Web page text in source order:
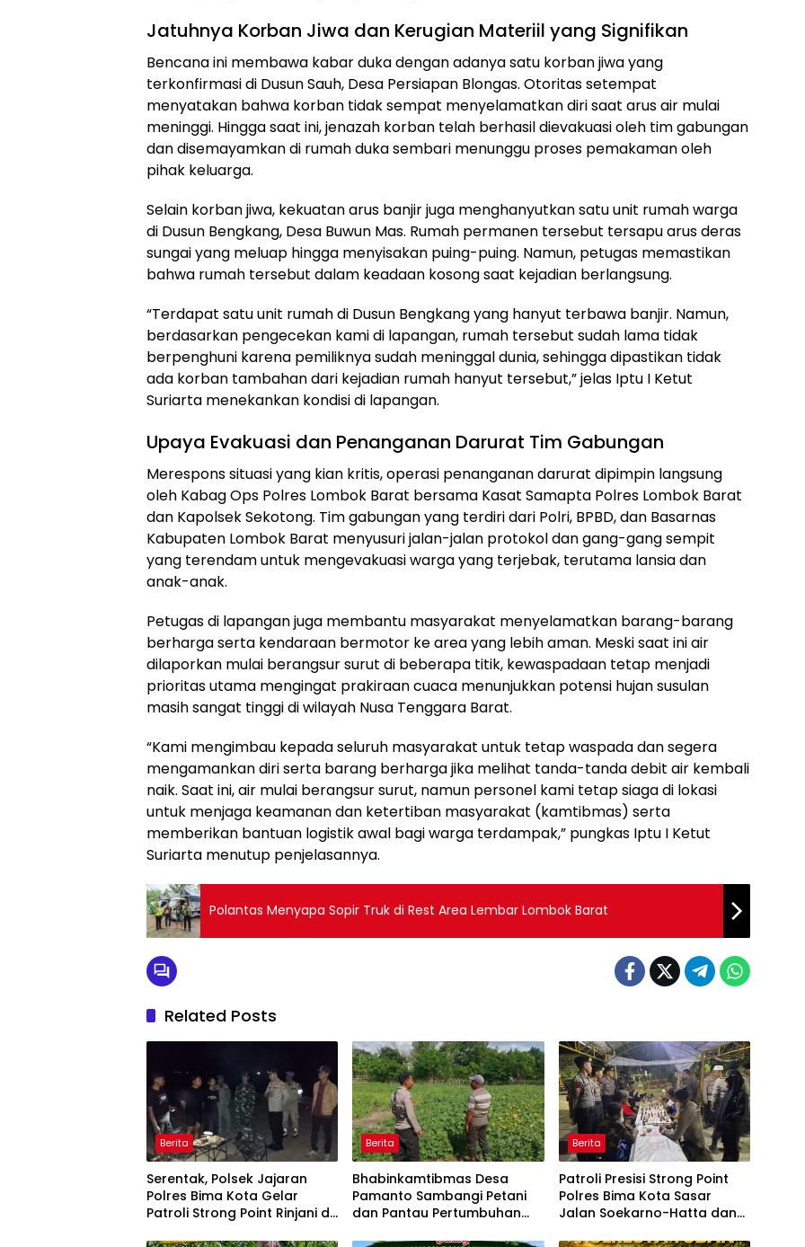
Jatuhnya Korban Jiwa dan Kerugian Materiil yang Signifikan
Bencana ini membawa kabar duka dengan adanya satu korban jiwa yang
terkonfirmasi di Dusun Sauh, Desa Persiapan Blongas. Otoritas setempat
menyatakan bahwa korban tidak sempat menyelamatkan diri saat arus air mulai
meninggi. Hingga saat ini, jenazah korban telah berhasil dievakuasi oleh tim gabungan
dan disemayamkan di rumah duka sembari menunggu proses pemakaman oleh
pihak keluarga.
Selain korban jiwa, kekuatan arus banjir juga menghanyutkan satu unit rumah warga
di Dusun Bengkang, Desa Buwun Mas. Rumah permanen tersebut tersapu arus deras
sungai yang meluap hingga menyisakan puing-puing. Namun, petugas memastikan
bahwa rumah tersebut dalam keadaan kosong saat kejadian berlangsung.
“Terdapat satu unit rumah di Dusun Bengkang yang hanyut terbawa banjir. Namun,
berdasarkan pengecekan kami di lapangan, rumah tersebut sudah lama tidak
berpenghuni karena pemiliknya sudah meninggal dunia, sehingga dipastikan tidak
ada korban tambahan dari kejadian rumah hanyut tersebut,” jelas Iptu I Ketut
Suriarta menekankan kondisi di lapangan.
Upaya Evakuasi dan Penanganan Darurat Tim Gabungan
Merespons situasi yang kian kritis, operasi penanganan darurat dipimpin langsung
oleh Kabag Ops Polres Lombok Barat bersama Kasat Samapta Polres Lombok Barat
dan Kapolsek Sekotong. Tim gabungan yang terdiri dari Polri, BPBD, dan Basarnas
Kabupaten Lombok Barat menyusuri jalan-jalan protokol dan gang-gang sempit
yang terendam untuk mengevakuasi warga yang terjebak, terutama lansia dan
anak-anak.
Petugas di lapangan juga membantu masyarakat menyelamatkan barang-barang
berharga serta kendaraan bermotor ke area yang lebih aman. Meski saat ini air
dilaporkan mulai berangsur surut di beberapa titik, kewaspadaan tetap menjadi
prioritas utama mengingat prakiraan cuaca menunjukkan potensi hujan susulan
masih sangat tinggi di wilayah Nusa Tenggara Barat.
“Kami mengimbau kepada seluruh masyarakat untuk tetap waspada dan segera
mengamankan diri serta barang berharga jika melihat tanda-tanda debit air kembali
naik. Saat ini, air mulai berangsur surut, namun personel kami tetap siaga di lokasi
untuk menjaga keamanan dan ketertiban masyarakat (kamtibmas) serta
memberikan bantuan logistik awal bagi warga terdampak,” pungkas Iptu I Ketut
Suriarta menutup penjelasannya.
Polantas Menyapa Sopir Truk di Rest Area Lembar Lombok Barat
Related Posts
Berita
Serentak, Polsek Jajaran
Polres Bima Kota Gelar
Patroli Strong Point Rinjani di
Berita
Bhabinkamtibmas Desa
Pamanto Sambangi Petani
dan Pantau Pertumbuhan
Berita
Patroli Presisi Strong Point
Polres Bima Kota Sasar
Jalan Soekarno-Hatta dan